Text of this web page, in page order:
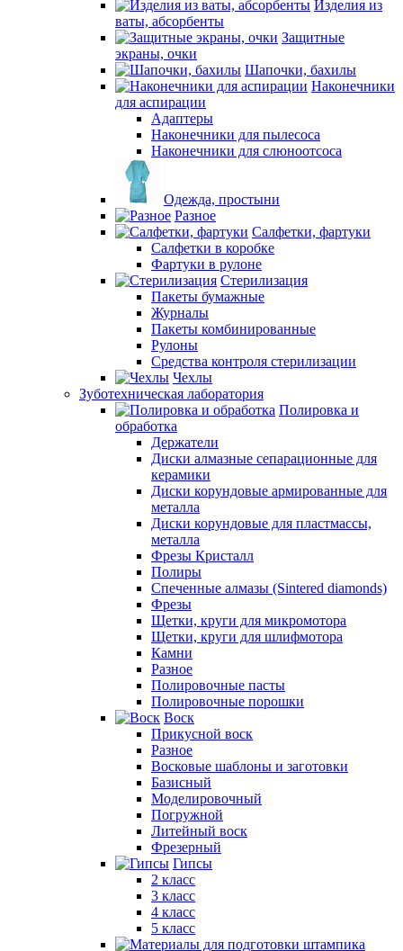
Изделия из
ваты, абсорбенты
Защитные
экраны, очки
Шапочки, бахилы
Наконечники
для аспирации
Адаптеры
Наконечники для пылесоса
Наконечники для слюноотсоса
Одежда, простыни
Разное
Салфетки, фартуки
Салфетки в коробке
Фартуки в рулоне
Стерилизация
Пакеты бумажные
Журналы
Пакеты комбинированные
Рулоны
Средства контроля стерилизации
Чехлы
Зуботехническая лаборатория
Полировка и
обработка
Держатели
Диски алмазные сепарационные для
керамики
Диски корундовые армированные для
металла
Диски корундовые для пластмассы,
металла
Фрезы Кристалл
Полиры
Спеченные алмазы (Sintered diamonds)
Фрезы
Щетки, круги для микромотора
Щетки, круги для шлифмотора
Камни
Разное
Полировочные пасты
Полировочные порошки
Воск
Прикусной воск
Разное
Восковые шаблоны и заготовки
Базисный
Моделировочный
Погружной
Литейный воск
Фрезерный
Гипсы
2 класс
3 класс
4 класс
5 класс